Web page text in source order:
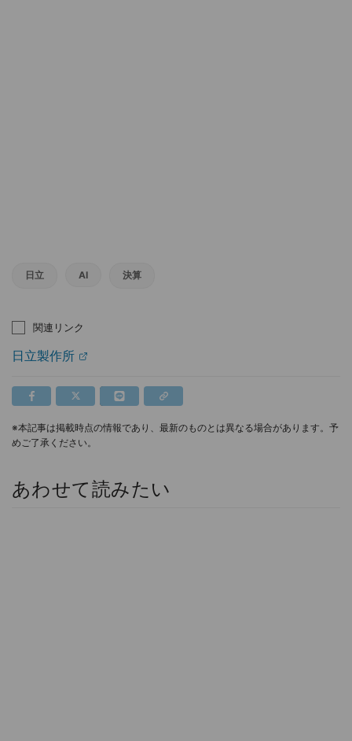
日立 AI 決算
関連リンク
日立製作所
※本記事は掲載時点の情報であり、最新のものとは異なる場合があります。予
めご了承ください。
あわせて読みたい